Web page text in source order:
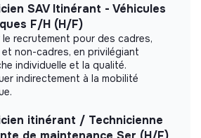
être en support, motiver, et
des coordinateurs en
les Coordinateurs
du personnel IT terrain.
à l’orientation et à
le coordinateur en charge de l’IT.
certifications
not communicate to us the
that it was able to obtain.
SAV Itinérant - Véhicules
F/H (H/F)
le recrutement pour des cadres,
non-cadres, en privilégiant
individuelle et la qualité.
indirectement à la mobilité
itinérant / Technicienne